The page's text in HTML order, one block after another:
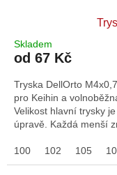
Skladem
od 67 Kč
Tryska DellOrto
pro Keihin a
Velikost hlavní trysky
úpravě. Každá menší
malou tryskou bude
přehřívat, což může
100 102 105